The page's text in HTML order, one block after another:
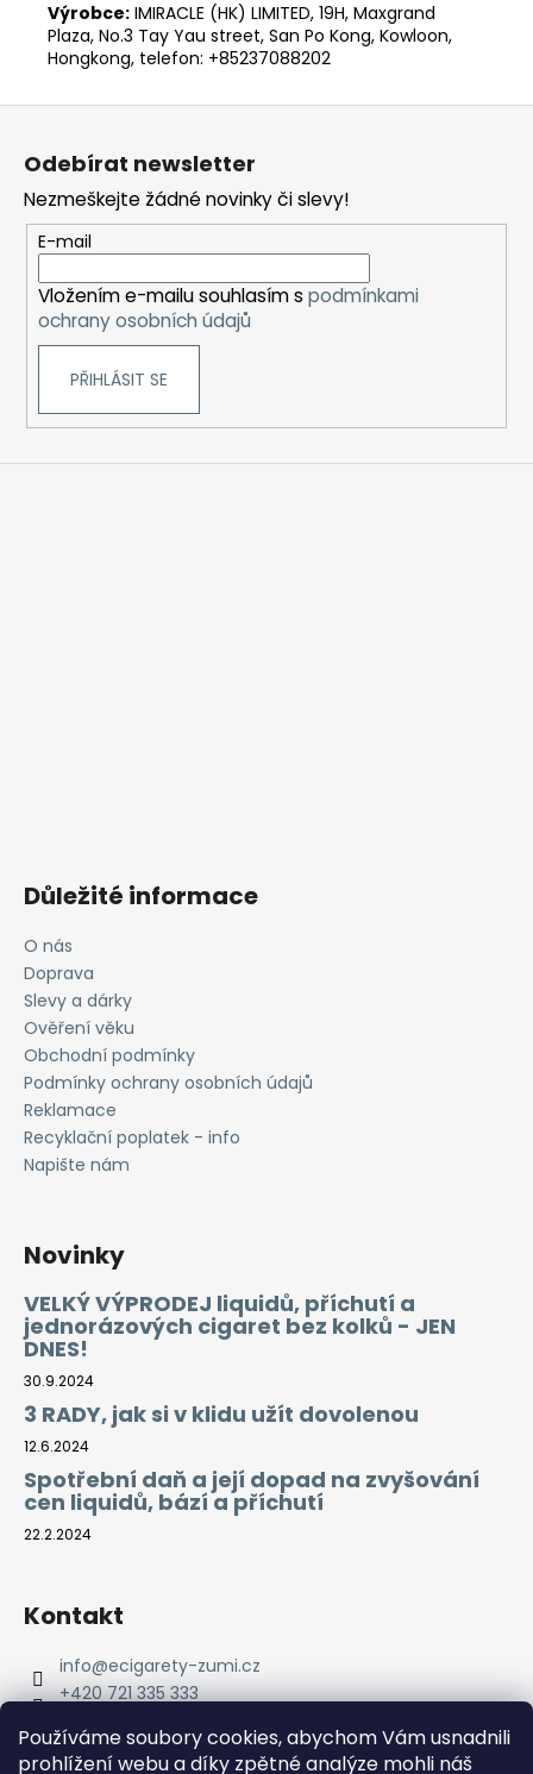
Používáme soubory cookies, abychom Vám usnadnili
prohlížení webu a díky zpětné analýze mohli náš
Výrobce: IMIRACLE (HK) LIMITED, 19H, Maxgrand
Plaza, No.3 Tay Yau street, San Po Kong, Kowloon,
Hongkong, telefon: +85237088202
Odebírat newsletter
Nezmeškejte žádné novinky či slevy!
E-mail
Vložením e-mailu souhlasím s podmínkami
ochrany osobních údajů
PŘIHLÁSIT SE
Důležité informace
O nás
Doprava
Slevy a dárky
Ověření věku
Obchodní podmínky
Podmínky ochrany osobních údajů
Reklamace
Recyklační poplatek - info
Napište nám
Novinky
VELKÝ VÝPRODEJ liquidů, příchutí a
jednorázových cigaret bez kolků - JEN
DNES!
30.9.2024
3 RADY, jak si v klidu užít dovolenou
12.6.2024
Spotřební daň a její dopad na zvyšování
cen liquidů, bází a příchutí
22.2.2024
Kontakt
info@ecigarety-zumi.cz
+420 721 335 333